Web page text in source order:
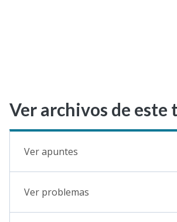
Ver archivos de este
Ver apuntes
Ver problemas